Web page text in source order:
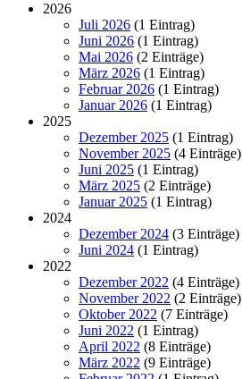
2026
Juli 2026 (1 Eintrag)
Juni 2026 (1 Eintrag)
Mai 2026 (2 Einträge)
März 2026 (1 Eintrag)
Februar 2026 (1 Eintrag)
Januar 2026 (1 Eintrag)
2025
Dezember 2025 (1 Eintrag)
November 2025 (4 Einträge)
Juni 2025 (1 Eintrag)
März 2025 (2 Einträge)
Januar 2025 (1 Eintrag)
2024
Dezember 2024 (3 Einträge)
Juni 2024 (1 Eintrag)
2022
Dezember 2022 (4 Einträge)
November 2022 (2 Einträge)
Oktober 2022 (7 Einträge)
Juni 2022 (1 Eintrag)
April 2022 (8 Einträge)
März 2022 (9 Einträge)